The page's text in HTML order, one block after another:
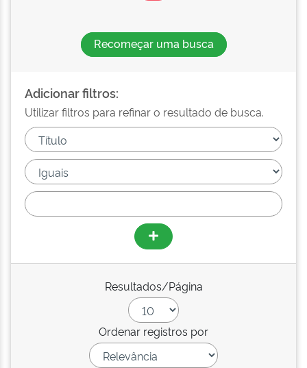
Recomeçar uma busca
Adicionar filtros:
Utilizar filtros para refinar o resultado de busca.
Resultados/Página
Ordenar registros por